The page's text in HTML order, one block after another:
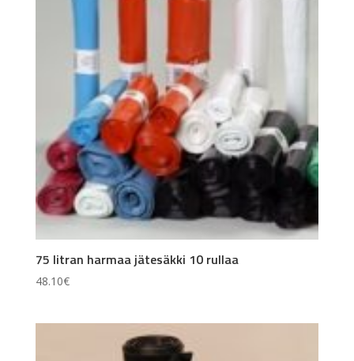
75 litran harmaa jätesäkki 10 rullaa
48.10€